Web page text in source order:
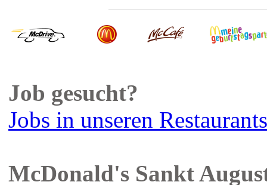
Job gesucht?
Jobs in unseren Restaurants
McDonald's Sankt